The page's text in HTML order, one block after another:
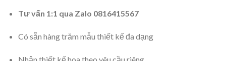
Tư vấn 1:1 qua Zalo 0816415567
Có sẵn hàng trăm mẫu thiết kế đa dạng
Nhận thiết kế hoa theo yêu cầu riêng